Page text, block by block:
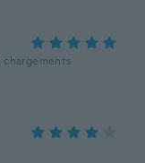
chargements